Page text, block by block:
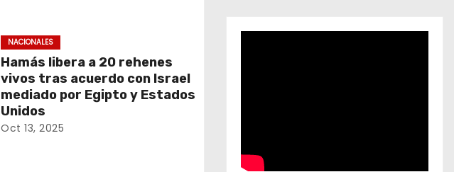
NACIONALES
Hamás libera a 20 rehenes
vivos tras acuerdo con Israel
mediado por Egipto y Estados
Unidos
Oct 13, 2025